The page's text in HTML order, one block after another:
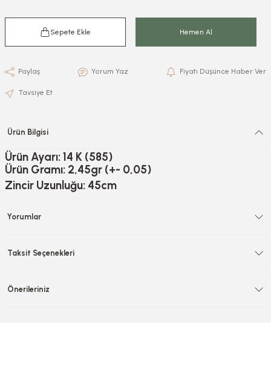
Sepete Ekle Hemen Al
Yorum Yaz Fiyatı Düşünce Haber Ver
Tavsiye Et
Paylaş
Ürün Bilgisi
Ürün Ayarı: 14 K (585)
Ürün Gramı: 2,45gr (+- 0,05)
Zincir Uzunluğu: 45cm
Yorumlar
Taksit Seçenekleri
Önerileriniz